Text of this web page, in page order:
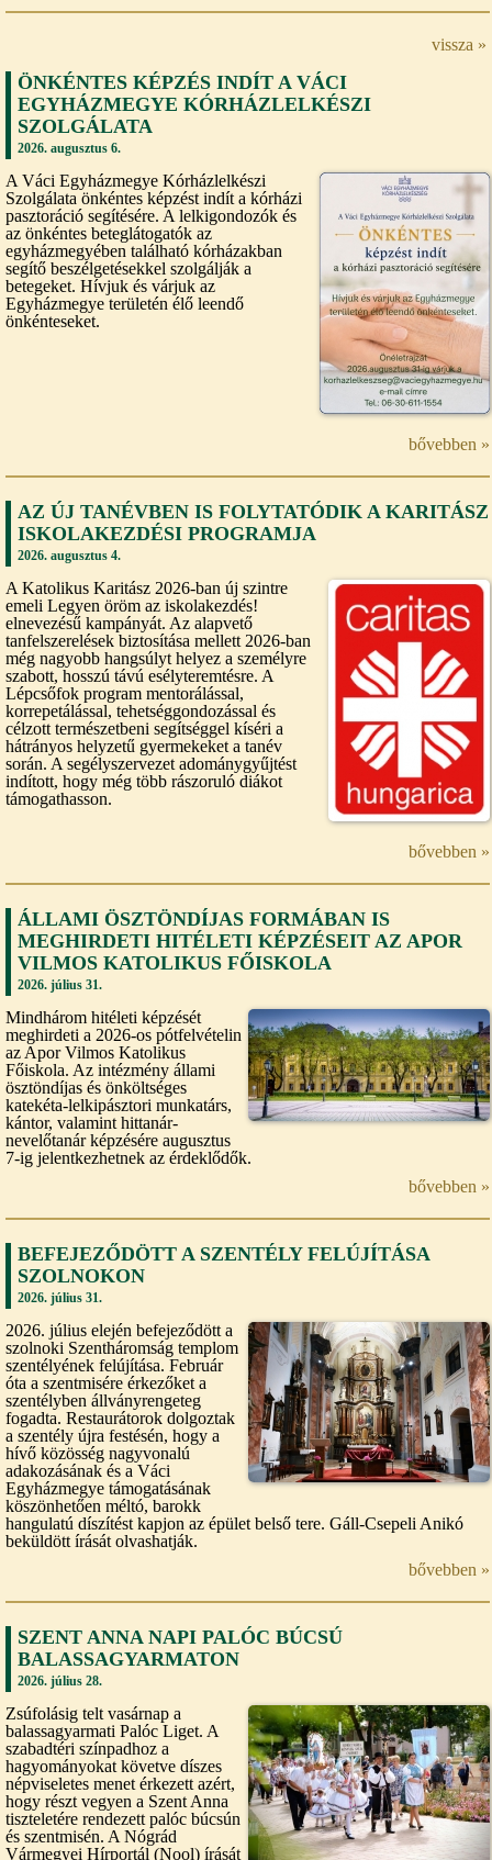
vissza »
ÖNKÉNTES KÉPZÉS INDÍT A VÁCI
EGYHÁZMEGYE KÓRHÁZLELKÉSZI
SZOLGÁLATA
2026. augusztus 6.
A Váci Egyházmegye Kórházlelkészi
Szolgálata önkéntes képzést indít a kórházi
pasztoráció segítésére. A lelkigondozók és
az önkéntes beteglátogatók az
egyházmegyében található kórházakban
segítő beszélgetésekkel szolgálják a
betegeket. Hívjuk és várjuk az
Egyházmegye területén élő leendő
önkénteseket.
bővebben »
AZ ÚJ TANÉVBEN IS FOLYTATÓDIK A KARITÁSZ
ISKOLAKEZDÉSI PROGRAMJA
2026. augusztus 4.
A Katolikus Karitász 2026-ban új szintre
emeli Legyen öröm az iskolakezdés!
elnevezésű kampányát. Az alapvető
tanfelszerelések biztosítása mellett 2026-ban
még nagyobb hangsúlyt helyez a személyre
szabott, hosszú távú esélyteremtésre. A
Lépcsőfok program mentorálással,
korrepetálással, tehetséggondozással és
célzott természetbeni segítséggel kíséri a
hátrányos helyzetű gyermekeket a tanév
során. A segélyszervezet adománygyűjtést
indított, hogy még több rászoruló diákot
támogathasson.
bővebben »
ÁLLAMI ÖSZTÖNDÍJAS FORMÁBAN IS
MEGHIRDETI HITÉLETI KÉPZÉSEIT AZ APOR
VILMOS KATOLIKUS FŐISKOLA
2026. július 31.
Mindhárom hitéleti képzését
meghirdeti a 2026-os pótfelvételin
az Apor Vilmos Katolikus
Főiskola. Az intézmény állami
ösztöndíjas és önköltséges
katekéta-lelkipásztori munkatárs,
kántor, valamint hittanár-
nevelőtanár képzésére augusztus
7-ig jelentkezhetnek az érdeklődők.
bővebben »
BEFEJEZŐDÖTT A SZENTÉLY FELÚJÍTÁSA
SZOLNOKON
2026. július 31.
2026. július elején befejeződött a
szolnoki Szentháromság templom
szentélyének felújítása. Február
óta a szentmisére érkezőket a
szentélyben állványrengeteg
fogadta. Restaurátorok dolgoztak
a szentély újra festésén, hogy a
hívő közösség nagyvonalú
adakozásának és a Váci
Egyházmegye támogatásának
köszönhetően méltó, barokk
hangulatú díszítést kapjon az épület belső tere. Gáll-Csepeli Anikó
beküldött írását olvashatják.
bővebben »
SZENT ANNA NAPI PALÓC BÚCSÚ
BALASSAGYARMATON
2026. július 28.
Zsúfolásig telt vasárnap a
balassagyarmati Palóc Liget. A
szabadtéri színpadhoz a
hagyományokat követve díszes
népviseletes menet érkezett azért,
hogy részt vegyen a Szent Anna
tiszteletére rendezett palóc búcsún
és szentmisén. A Nógrád
Vármegyei Hírportál (Nool) írását